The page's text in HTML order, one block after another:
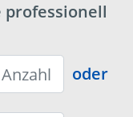
professionell
oder